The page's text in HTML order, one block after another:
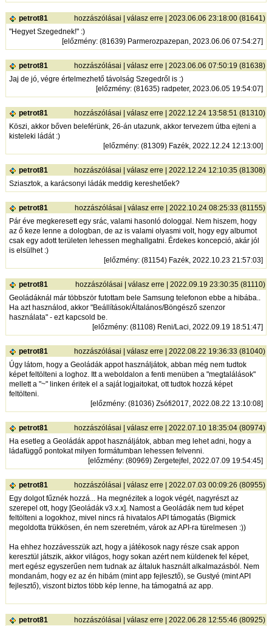
petrot81 hozzászólásai |válasz erre | 2023.06.06 23:18:00 (81641)
"Hegyet Szegednek!" :)
[előzmény: (81639) Parmerozpazepan, 2023.06.06 07:54:27]
petrot81 hozzászólásai |válasz erre | 2023.06.06 07:50:19 (81638)
Jaj de jó, végre értelmezhető távolság Szegedről is :)
[előzmény: (81635) radpeter, 2023.06.05 19:54:07]
petrot81 hozzászólásai |válasz erre | 2022.12.24 13:58:51 (81310)
Köszi, akkor bőven beleférünk, 26-án utazunk, akkor tervezem útba ejteni a
kisteleki ládát :)
[előzmény: (81309) Fazék, 2022.12.24 12:13:00]
petrot81 hozzászólásai |válasz erre | 2022.12.24 12:10:35 (81308)
Sziasztok, a karácsonyi ládák meddig kereshetőek?
petrot81 hozzászólásai |válasz erre | 2022.10.24 08:25:33 (81155)
Pár éve megkeresett egy srác, valami hasonló dologgal. Nem hiszem, hogy
az ő keze lenne a dologban, de az is valami olyasmi volt, hogy egy albumot
csak egy adott területen lehessen meghallgatni. Érdekes koncepció, akár jól
is elsülhet :)
[előzmény: (81154) Fazék, 2022.10.23 21:57:03]
petrot81 hozzászólásai |válasz erre | 2022.09.19 23:30:35 (81110)
Geoládáknál már többször futottam bele Samsung telefonon ebbe a hibába..
Ha azt használod, akkor "Beállítások/Általános/Böngésző szenzor
használata" - ezt kapcsold be.
[előzmény: (81108) Reni/Laci, 2022.09.19 18:51:47]
petrot81 hozzászólásai |válasz erre | 2022.08.22 19:36:33 (81040)
Úgy látom, hogy a Geoládák appot használjátok, abban még nem tudtok
képet feltölteni a loghoz. Itt a weboldalon a fenti menüben a "megtalálások"
mellett a "~" linken éritek el a saját logjaitokat, ott tudtok hozzá képet
feltölteni.
[előzmény: (81036) Zsófi2017, 2022.08.22 13:10:08]
petrot81 hozzászólásai |válasz erre | 2022.07.10 18:35:04 (80974)
Ha esetleg a Geoládák appot használjátok, abban meg lehet adni, hogy a
ládafüggő pontokat milyen formátumban lehessen felvenni.
[előzmény: (80969) Zergetejfel, 2022.07.09 19:54:45]
petrot81 hozzászólásai |válasz erre | 2022.07.03 00:09:26 (80955)
Egy dolgot fűznék hozzá... Ha megnézitek a logok végét, nagyrészt az
szerepel ott, hogy [Geoládák v3.x.x]. Namost a Geoládák nem tud képet
feltölteni a logokhoz, mivel nincs rá hivatalos API támogatás (Bigmick
megoldotta trükkösen, én nem szeretném, várok az API-ra türelmesen :))
Ha ehhez hozzávesszük azt, hogy a játékosok nagy része csak appon
keresztül játszik, akkor világos, hogy sokan azért nem küldenek fel képet,
mert egész egyszerűen nem tudnak az általuk használt alkalmazásból. Nem
mondanám, hogy ez az én hibám (mint app fejlesztő), se Gustyé (mint API
fejlesztő), viszont biztos több kép lenne, ha támogatná az app.
petrot81 hozzászólásai |válasz erre | 2022.06.28 12:55:46 (80925)